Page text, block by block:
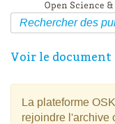
Voir le document
La plateforme
rejoindre l'archive